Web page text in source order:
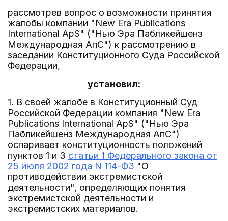
рассмотрев вопрос о возможности принятия
жалобы компании "New Era Publications
International ApS" ("Нью Эра Пабликейшенз
Международная АпС") к рассмотрению в
заседании Конституционного Суда Российской
Федерации,
установил:
1. В своей жалобе в Конституционный Суд
Российской Федерации компания "New Era
Publications International ApS" ("Нью Эра
Пабликейшенз Международная АпС")
оспаривает конституционность положений
пунктов 1 и 3 статьи 1 Федерального закона от
25 июля 2002 года N 114-ФЗ "О
противодействии экстремистской
деятельности", определяющих понятия
экстремистской деятельности и
экстремистских материалов.